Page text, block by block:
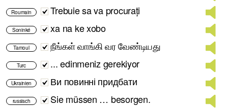
Roumain Trebuie sa va procurați
Soninké xa na ke xobo
Tamoul நீங்கள் வாங்கி வர வேண்டியது
Turc ... edinmeniz gerekiyor
Ukrainien Ви повинні придбати
russisch Sie müssen … besorgen.